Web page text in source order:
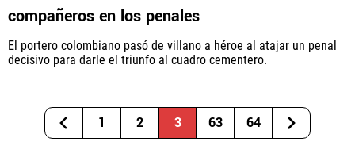
compañeros en los penales
El portero colombiano pasó de villano a héroe al atajar un penal
decisivo para darle el triunfo al cuadro cementero.
1 2 3 63 64